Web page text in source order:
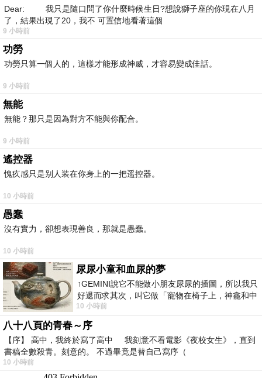
Dear: 我只是隨口問了你什麼時候生日?想說獅子座的你現在八月
了，結果出現了20，我不 可置信地看著這個
9 小時前
功勞
功勞只算一個人的，這樣才能形成神威，才容易變成佳話。
9 小時前
無能
無能？那只是因為對方不能與你配合。
9 小時前
遙控器
愧疚感只是别人装在你身上的一把遥控器。
10 小時前
愚蠢
沒有實力，卻想表現善良，那就是愚蠢。
10 小時前
尿尿小童和血尿的夢
↑GEMINI說它不能做小朋友尿尿的插圖，所以我只
好退而求其次，叫它做「寵物在椅子上，神龕和中
年人臉孔」的畫了。 六月底
10 小時前
八十八頁的青春～序
【序】 高中，我終於寫了高中 我刻意不看電影《夜校女生》，直到
書稿全數殺青。刻意的。 不過畢竟是替自己寫序（
10 小時前